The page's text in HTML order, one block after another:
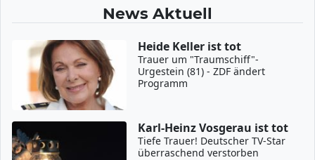
News Aktuell
Heide Keller ist tot
Trauer um "Traumschiff"-
Urgestein (81) - ZDF ändert
Programm
Karl-Heinz Vosgerau ist tot
Tiefe Trauer! Deutscher TV-Star
überraschend verstorben